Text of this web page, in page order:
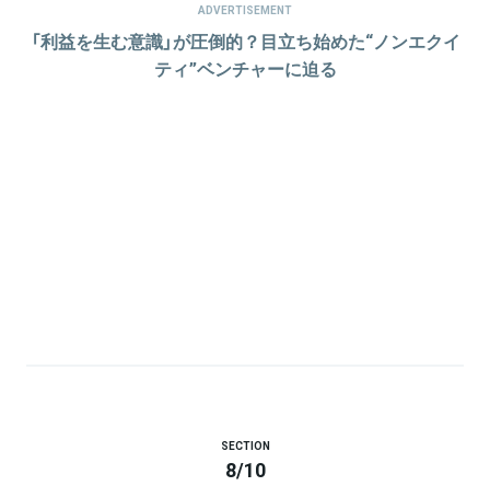
ADVERTISEMENT
「利益を生む意識」が圧倒的？目立ち始めた“ノンエクイ
ティ”ベンチャーに迫る
SECTION
8/10